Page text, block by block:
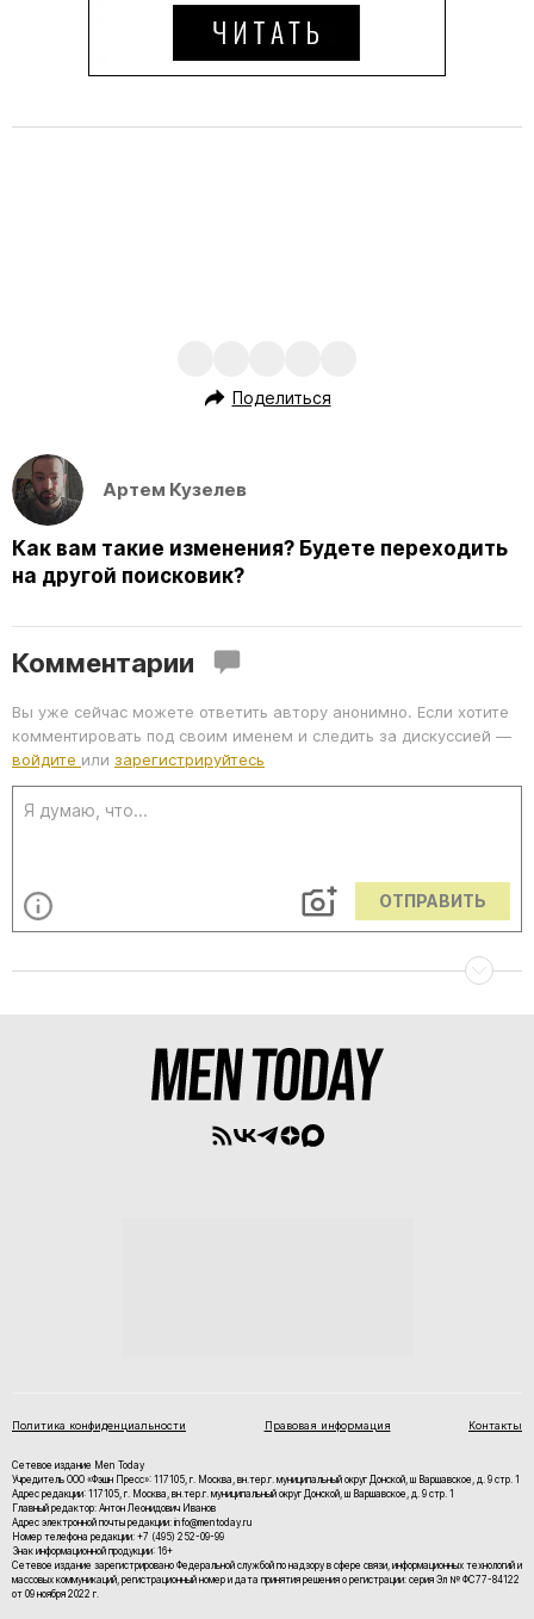
Поделиться
Артем Кузелев
Как вам такие изменения? Будете переходить
на другой поисковик?
Комментарии
Вы уже сейчас можете ответить автору анонимно. Если хотите
комментировать под своим именем и следить за дискуссией —
войдите или зарегистрируйтесь
ОТПРАВИТЬ
Политика конфиденциальности Правовая информация Контакты
Сетевое издание Men Today
Учредитель ООО «Фэшн Пресс»: 117105, г. Москва, вн.тер.г. муниципальный округ Донской, ш Варшавское, д. 9 стр. 1
Адрес редакции: 117105, г. Москва, вн.тер.г. муниципальный округ Донской, ш Варшавское, д. 9 стр. 1
Главный редактор: Антон Леонидович Иванов
Адрес электронной почты редакции: info@mentoday.ru
Номер телефона редакции: +7 (495) 252-09-99
Знак информационной продукции: 16+
Cетевое издание зарегистрировано Федеральной службой по надзору в сфере связи, информационных технологий и
массовых коммуникаций, регистрационный номер и дата принятия решения о регистрации: серия Эл № ФС77-84122
от 09 ноября 2022 г.